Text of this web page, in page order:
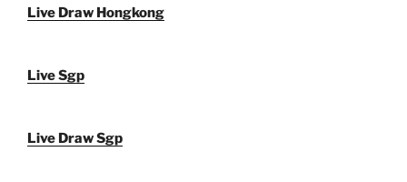
Live Draw Hongkong
Live Sgp
Live Draw Sgp